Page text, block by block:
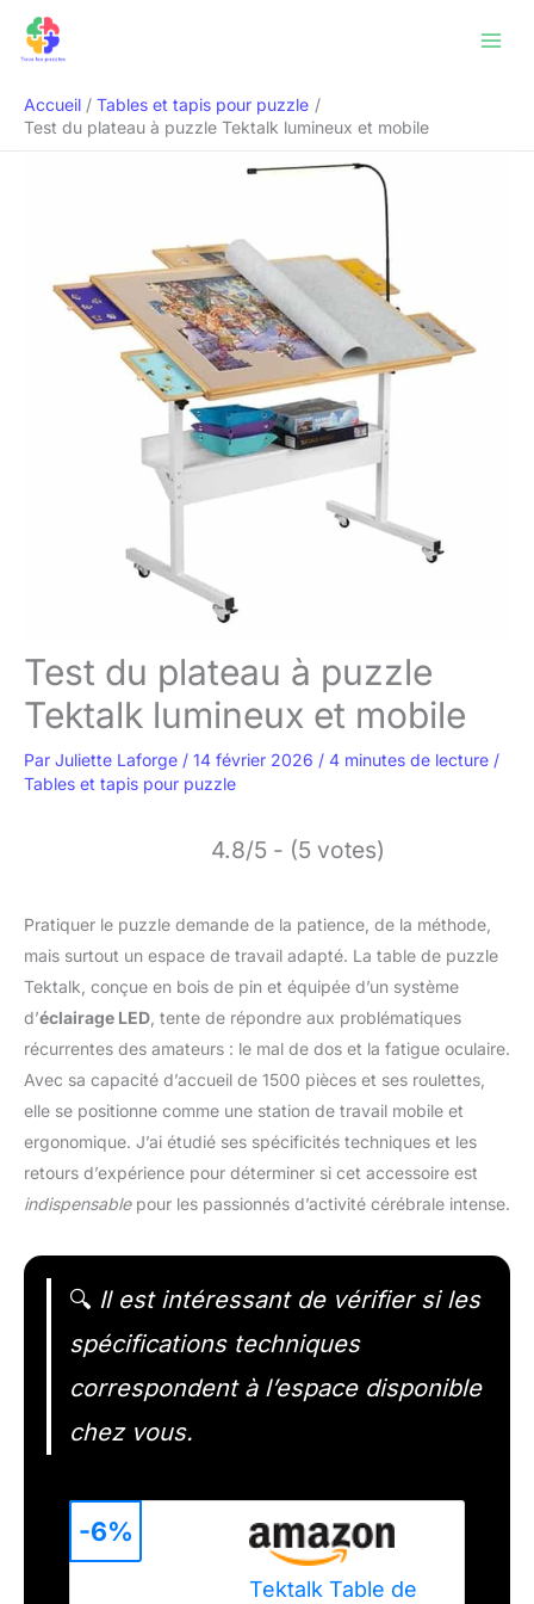
Accueil
Tables et tapis pour puzzle
Test du plateau à puzzle Tektalk lumineux et mobile
Test du plateau à puzzle
Tektalk lumineux et mobile
Par Juliette Laforge / 14 février 2026 / 4 minutes de lecture /
Tables et tapis pour puzzle
4.8/5 - (5 votes)
Pratiquer le puzzle demande de la patience, de la méthode,
mais surtout un espace de travail adapté. La table de puzzle
Tektalk, conçue en bois de pin et équipée d’un système
d’éclairage LED , tente de répondre aux problématiques
récurrentes des amateurs : le mal de dos et la fatigue oculaire.
Avec sa capacité d’accueil de 1500 pièces et ses roulettes,
elle se positionne comme une station de travail mobile et
ergonomique. J’ai étudié ses spécificités techniques et les
retours d’expérience pour déterminer si cet accessoire est
indispensablepour les passionnés d’activité cérébrale intense.
🔍 Il est intéressant de vérifier si les
spécifications techniques
correspondent à l’espace disponible
chez vous.
Tektalk Table de
-6%
Rechercher